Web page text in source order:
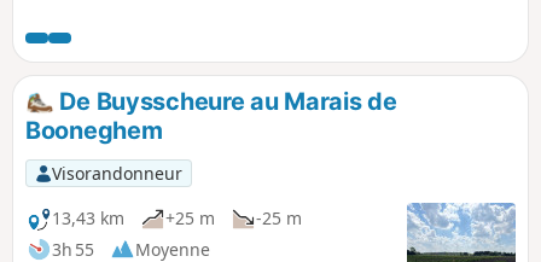
sommes aux deux tiers de la balade..
Après Cassel, on enchaîne les chemins
pour retrouver Terdeghem.
De Buysscheure au Marais de
Booneghem
Visorandonneur
13,43 km
+25 m
-25 m
3h 55
Moyenne